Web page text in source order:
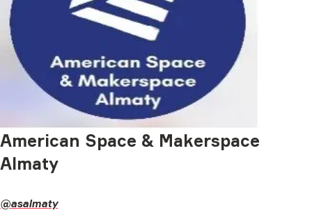
American Space & Makerspace
Almaty
@asalmaty